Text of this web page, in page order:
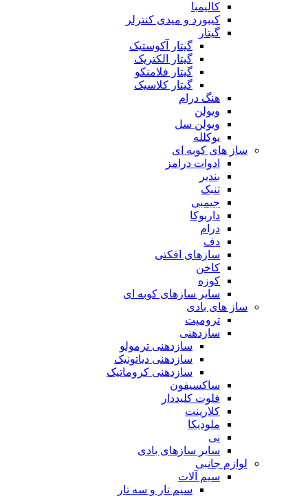
کالیمبا
کیبورد و میدی کنترلر
گیتار
گیتار آکوستیک
گیتار الکتریک
گیتار فلامنکو
گیتار کلاسیک
هنگ درام
ویولن
ویولن سل
یوکلله
ساز های کوبه ای
ادوات درامز
بندیر
تنبک
جیمبی
داربوکا
درام
دف
سازهای افکتی
کاخن
کوزه
سایر سازهای کوبه ای
ساز های بادی
ترومپت
سازدهنی
سازدهنی ترمولو
سازدهنی دیاتونیک
سازدهنی کروماتیک
ساکسیفون
فلوت کلیددار
کلارینت
ملودیکا
نی
سایر سازهای بادی
لوازم جانبی
سیم آلات
سیم تار و سه تار